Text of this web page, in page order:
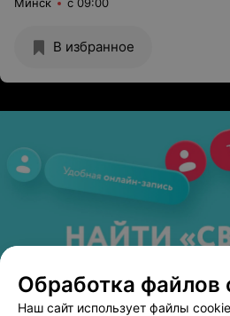
Минск с 09:00
В избранное
Обработка файлов
Наш сайт использует файлы